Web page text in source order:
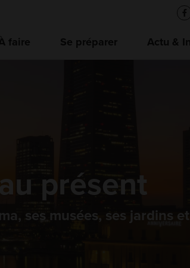
faire Se préparer Actu &
présent
ses musées, ses jardins et